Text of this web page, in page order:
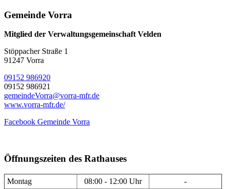
Gemeinde Vorra
Mitglied der Verwaltungsgemeinschaft Velden
Stöppacher Straße 1
91247 Vorra
09152 986920
09152 986921
gemeindeVorra@vorra-mfr.de
www.vorra-mfr.de/
Facebook Gemeinde Vorra
Öffnungszeiten des Rathauses
Montag 08:00 - 12:00 Uhr
-